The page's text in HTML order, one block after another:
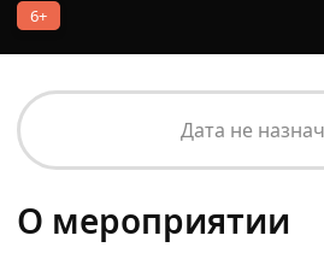
6+
Дата не
О мероприятии